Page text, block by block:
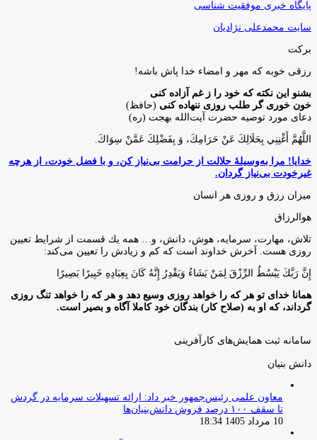
پایگاه خبری موفقیت شناسی
سایت محمدعلی نژادیان
برکت
رزقی خوبه كه مهر و امضاء خدا پاش باشه!
بشنو این نکته که خود را ز غم آزاده کنی
خون خوری گر طلب روزی ننهاده کنی (حافظ)
دعای مورد توصیه حضرت آیت‌الله بهجت (ره)
اللَّهُمَّ أَغْنِنِي بِحَلَالِكَ عَنْ حَرَامِكَ، وَ بِفَضْلِكَ عَمَّنْ سِوَاكَ‏.
خدایا! مرا به‌وسیلۀ حلالت از حرامت بی‌نیاز کن، و با فضل خودت، از هرچه
غیرخودت بی‌نیاز گردان.
میزان رزق و روزی هر انسان
هوالرزاق
تلاش، مهارت، سرمايه، هوش، دانش، و… همه يك قسمت از شرايط تعيين
روزى هست. آخرش خداوند است كه كم و زيادش را تعيين مى‌كند:
إِنَّ رَبَّكَ يَبْسُطُ الرِّزْقَ لِمَنْ يَشَاءُ وَيَقْدِرُ إِنَّهُ كَانَ بِعِبَادِهِ خَبِيرًا بَصِيرًا
همانا خدای تو هر که را خواهد روزی وسیع دهد و هر که را خواهد تنگ روزی
گرداند، که او به (صلاح کار) بندگان خود کاملا آگاه و بصیر است.
سامانه ثبت همایش‌های کارآفرینی
دانش‌ بنیان‌
معاون علمی رئیس‌جمهور خبر داد: ارائه تسهیلات سرمایه در گردش
تا سقف ۱۰۰ درصد فروش دانش‌بنیان‌ها
10 مرداد 1405 18:34